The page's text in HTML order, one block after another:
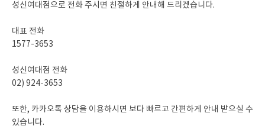
성신여대점으로 전화 주시면 친절하게 안내해 드리겠습니다.
대표 전화
1577-3653
성신여대점 전화
02) 924-3653
또한, 카카오톡 상담을 이용하시면 보다 빠르고 간편하게 안내 받으실 수
있습니다.